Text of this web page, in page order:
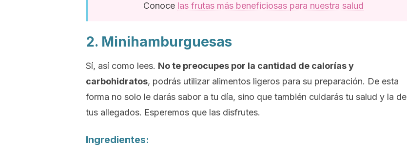
Conoce las frutas más beneficiosas para nuestra salud
2. Minihamburguesas
Sí, así como lees. No te preocupes por la cantidad de calorías y
carbohidratos, podrás utilizar alimentos ligeros para su preparación. De esta
forma no solo le darás sabor a tu día, sino que también cuidarás tu salud y la de
tus allegados. Esperemos que las disfrutes.
Ingredientes: